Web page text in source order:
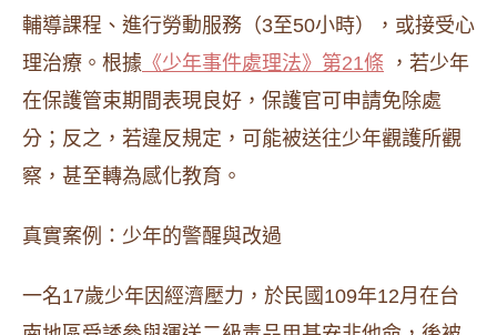
輔導課程、進行勞動服務（3至50小時），或接受心
理治療。根據 《少年事件處理法》第21條 ，若少年
在保護管束期間表現良好，保護官可申請免除處
分；反之，若違反規定，可能被送往少年觀護所觀
察，甚至轉為感化教育。
真實案例：少年的警醒與改過
一名17歲少年因經濟壓力，於民國109年12月在台